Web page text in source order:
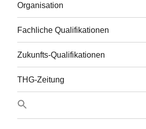
Organisation
Fachliche Qualifikationen
Zukunfts-Qualifikationen
THG-Zeitung